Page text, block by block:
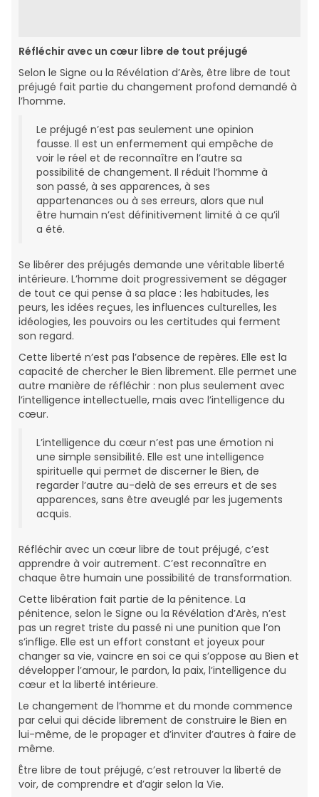
Réfléchir avec un cœur libre de tout préjugé
Selon le Signe ou la Révélation d’Arès, être libre de tout
préjugé fait partie du changement profond demandé à
l’homme.
Le préjugé n’est pas seulement une opinion
fausse. Il est un enfermement qui empêche de
voir le réel et de reconnaître en l’autre sa
possibilité de changement. Il réduit l’homme à
son passé, à ses apparences, à ses
appartenances ou à ses erreurs, alors que nul
être humain n’est définitivement limité à ce qu’il
a été.
Se libérer des préjugés demande une véritable liberté
intérieure. L’homme doit progressivement se dégager
de tout ce qui pense à sa place : les habitudes, les
peurs, les idées reçues, les influences culturelles, les
idéologies, les pouvoirs ou les certitudes qui ferment
son regard.
Cette liberté n’est pas l’absence de repères. Elle est la
capacité de chercher le Bien librement. Elle permet une
autre manière de réfléchir : non plus seulement avec
l’intelligence intellectuelle, mais avec l’intelligence du
cœur.
L’intelligence du cœur n’est pas une émotion ni
une simple sensibilité. Elle est une intelligence
spirituelle qui permet de discerner le Bien, de
regarder l’autre au-delà de ses erreurs et de ses
apparences, sans être aveuglé par les jugements
acquis.
Réfléchir avec un cœur libre de tout préjugé, c’est
apprendre à voir autrement. C’est reconnaître en
chaque être humain une possibilité de transformation.
Cette libération fait partie de la pénitence. La
pénitence, selon le Signe ou la Révélation d’Arès, n’est
pas un regret triste du passé ni une punition que l’on
s’inflige. Elle est un effort constant et joyeux pour
changer sa vie, vaincre en soi ce qui s’oppose au Bien et
développer l’amour, le pardon, la paix, l’intelligence du
cœur et la liberté intérieure.
Le changement de l’homme et du monde commence
par celui qui décide librement de construire le Bien en
lui-même, de le propager et d’inviter d’autres à faire de
même.
Être libre de tout préjugé, c’est retrouver la liberté de
voir, de comprendre et d’agir selon la Vie.